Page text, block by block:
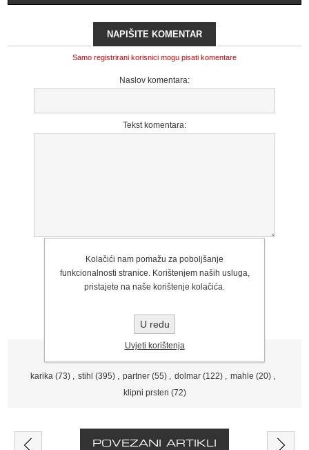
NAPIŠITE KOMENTAR
Samo registrirani korisnici mogu pisati komentare
Naslov komentara:
Tekst komentara:
Loše
Izvrstan
Tagovi proizvoda
karika (73) , stihl (395) , partner (55) , dolmar (122) , mahle (20) ,
klipni prsten (72)
POVEZANI ARTIKLI
Kolačići nam pomažu za poboljšanje
funkcionalnosti stranice. Korištenjem naših usluga,
pristajete na naše korištenje kolačića.
U redu
Uvjeti korištenja